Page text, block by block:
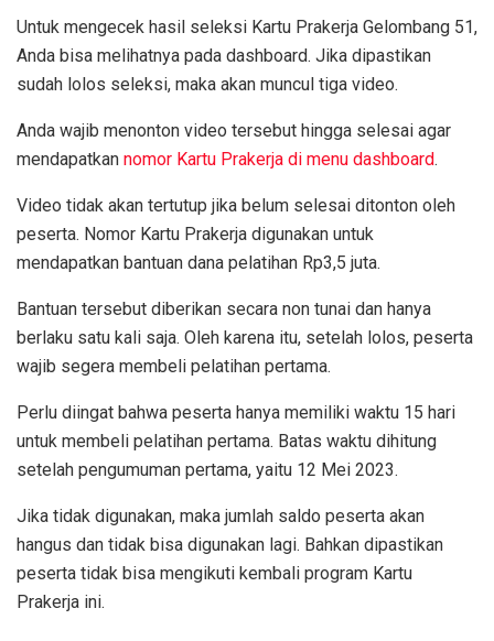
Untuk mengecek hasil seleksi Kartu Prakerja Gelombang 51,
Anda bisa melihatnya pada dashboard. Jika dipastikan
sudah lolos seleksi, maka akan muncul tiga video.
Anda wajib menonton video tersebut hingga selesai agar
mendapatkan nomor Kartu Prakerja di menu dashboard.
Video tidak akan tertutup jika belum selesai ditonton oleh
peserta. Nomor Kartu Prakerja digunakan untuk
mendapatkan bantuan dana pelatihan Rp3,5 juta.
Bantuan tersebut diberikan secara non tunai dan hanya
berlaku satu kali saja. Oleh karena itu, setelah lolos, peserta
wajib segera membeli pelatihan pertama.
Perlu diingat bahwa peserta hanya memiliki waktu 15 hari
untuk membeli pelatihan pertama. Batas waktu dihitung
setelah pengumuman pertama, yaitu 12 Mei 2023.
Jika tidak digunakan, maka jumlah saldo peserta akan
hangus dan tidak bisa digunakan lagi. Bahkan dipastikan
peserta tidak bisa mengikuti kembali program Kartu
Prakerja ini.